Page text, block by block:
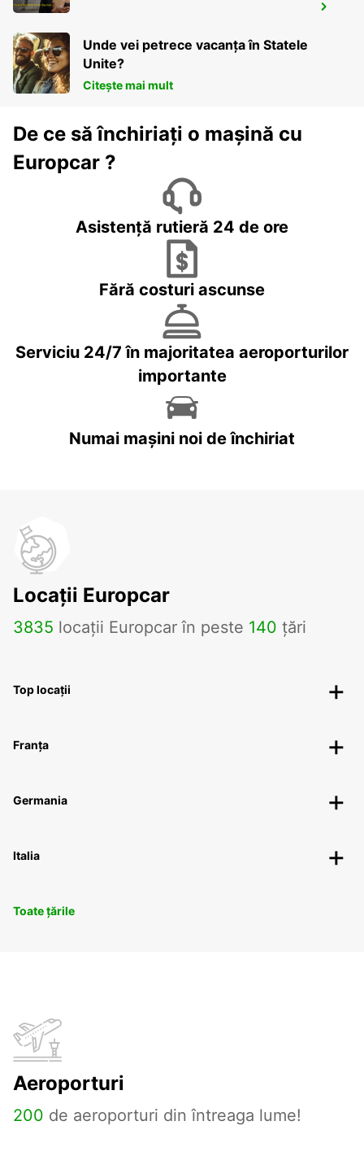
SANTA CRUZ SIERRA INT APT VIRU VIRU
Unde vei petrece vacanța în Statele
Unite?
Citește mai mult
De ce să închiriați o mașină cu
Europcar ?
Asistență rutieră 24 de ore
Fără costuri ascunse
Serviciu 24/7 în majoritatea aeroporturilor
importante
Numai mașini noi de închiriat
Locații Europcar
3835 locații Europcar în peste 140 țări
Top locații
Franța
Germania
Italia
Toate țările
Aeroporturi
200 de aeroporturi din întreaga lume!